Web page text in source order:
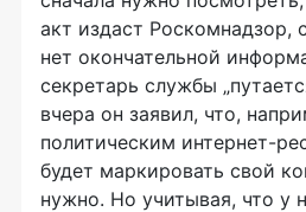
акт издаст Роскомнадзор,
нет окончательной
секретарь службы
вчера он заявил, что,
политическим интернет-
будет маркировать свой
нужно. Но учитывая, что у